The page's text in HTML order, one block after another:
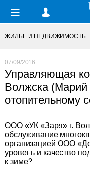
ЖИЛЬЕ И НЕДВИЖИМОСТЬ
07/09/2016
Управляющая
Волжска (Марий
отопительному
ООО «УК «Заря» г.
обслуживание
организацией ООО
уровень и качество
к зиме?